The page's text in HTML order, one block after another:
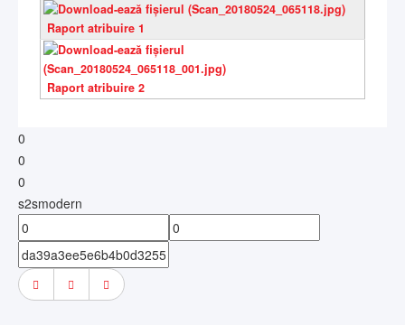
Raport atribuire 1
Raport atribuire 2
0
0
0
s2smodern